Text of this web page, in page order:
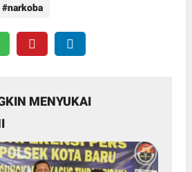
narkoba
MENYUKAI